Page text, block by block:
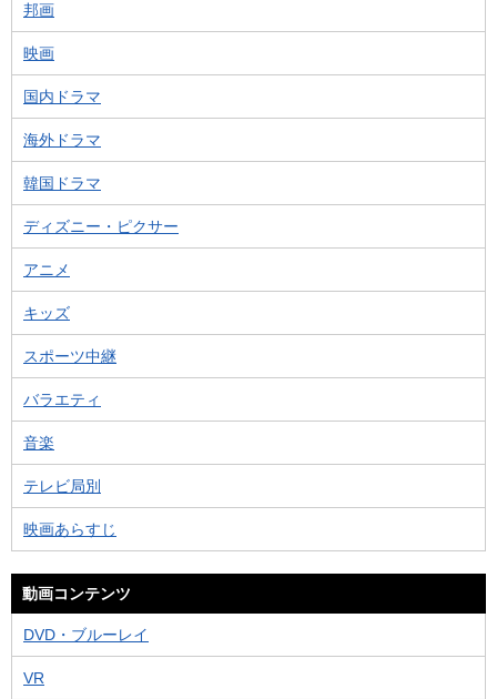
邦画
映画
国内ドラマ
海外ドラマ
韓国ドラマ
ディズニー・ピクサー
アニメ
キッズ
スポーツ中継
バラエティ
音楽
テレビ局別
映画あらすじ
動画コンテンツ
DVD・ブルーレイ
VR